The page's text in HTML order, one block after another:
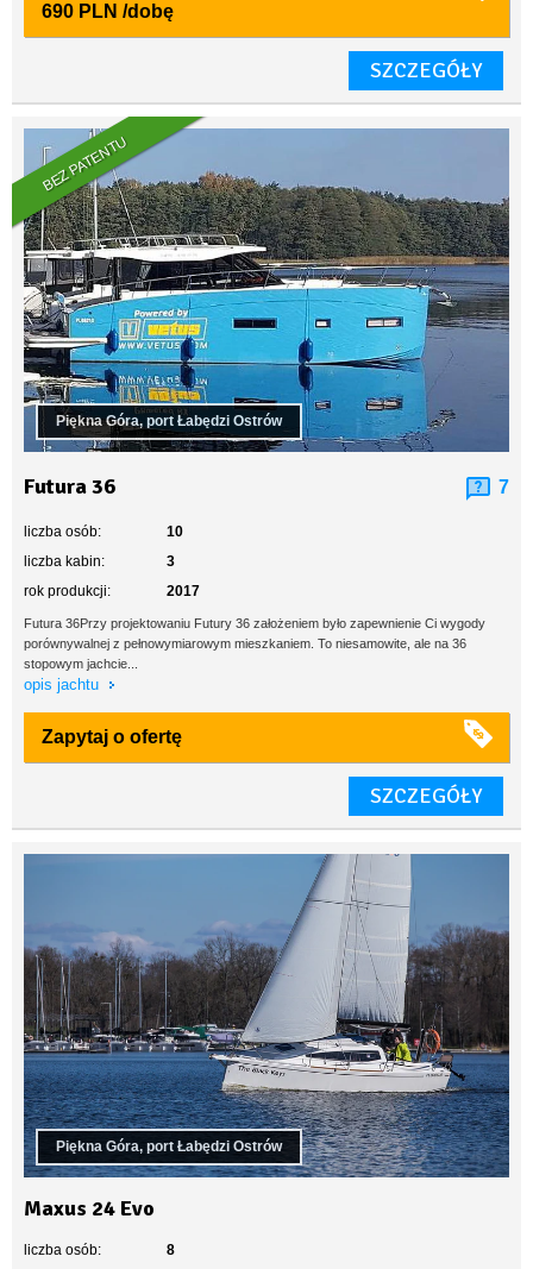
690 PLN /dobę
SZCZEGÓŁY
BEZ PATENTU
Piękna Góra, port Łabędzi Ostrów
Futura 36 7
liczba osób:
10
liczba kabin:
3
rok produkcji:
2017
Futura 36Przy projektowaniu Futury 36 założeniem było zapewnienie Ci wygody
porównywalnej z pełnowymiarowym mieszkaniem. To niesamowite, ale na 36
stopowym jachcie...
opis jachtu
Zapytaj o ofertę
SZCZEGÓŁY
Piękna Góra, port Łabędzi Ostrów
Maxus 24 Evo
liczba osób:
8